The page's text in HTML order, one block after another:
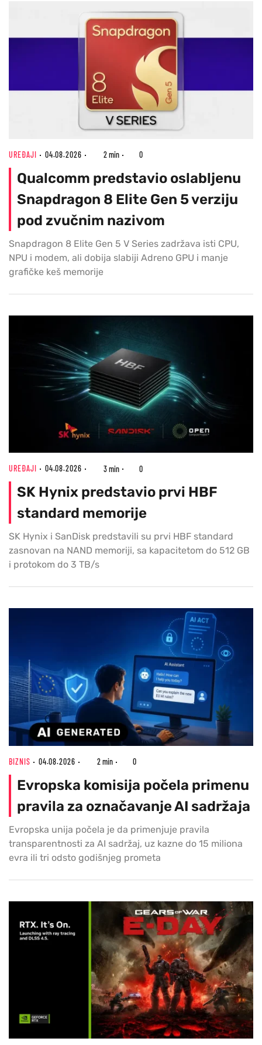
UREĐAJI 04.08.2026 2 min 0
Qualcomm predstavio oslabljenu
Snapdragon 8 Elite Gen 5 verziju
pod zvučnim nazivom
Snapdragon 8 Elite Gen 5 V Series zadržava isti CPU,
NPU i modem, ali dobija slabiji Adreno GPU i manje
grafičke keš memorije
UREĐAJI 04.08.2026 3 min 0
SK Hynix predstavio prvi HBF
standard memorije
SK Hynix i SanDisk predstavili su prvi HBF standard
zasnovan na NAND memoriji, sa kapacitetom do 512 GB
i protokom do 3 TB/s
BIZNIS 04.08.2026 2 min 0
Evropska komisija počela primenu
pravila za označavanje AI sadržaja
Evropska unija počela je da primenjuje pravila
transparentnosti za AI sadržaj, uz kazne do 15 miliona
evra ili tri odsto godišnjeg prometa